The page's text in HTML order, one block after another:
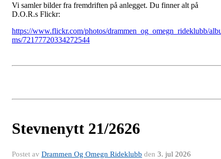
Vi samler bilder fra fremdriften på anlegget. Du finner alt på
D.O.R.s Flickr:
https://www.flickr.com/photos/drammen_og_omegn_rideklubb/
ms/72177720334272544
Stevnenytt 21/2626
Postet av Drammen Og Omegn Rideklubb den 3. jul 2026